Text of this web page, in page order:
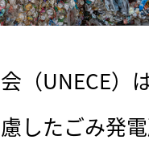
（UNECE）
したごみ発